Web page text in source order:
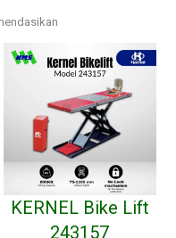
KERNEL Bike Lift
243157